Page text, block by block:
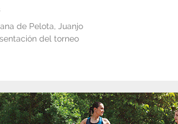
de Pelota, Juanjo
del torneo